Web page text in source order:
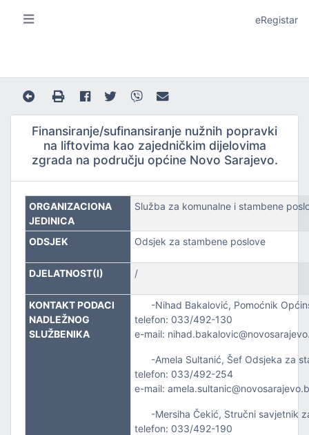
I LOKALNU SAMOUPRAVU
eRegistar
Finansiranje/sufinansiranje nužnih popravki
na liftovima kao zajedničkim dijelovima
zgrada na području općine Novo Sarajevo.
ORGANIZACIONA
JEDINICA
Služba za komunalne i stambene
ODSJEK Odsjek za stambene poslove
DJELATNOST(I) /
KONTAKT PODACI
NADLEŽNOG
SLUŽBENIKA
-Nihad Bakalović, Pomoćnik
telefon: 033/492-130
e-mail:
-Amela Sultanić, Šef Odsjeka za
telefon: 033/492-254
e-mail:
-Mersiha Čekić, Stručni savjetnik
telefon: 033/492-190